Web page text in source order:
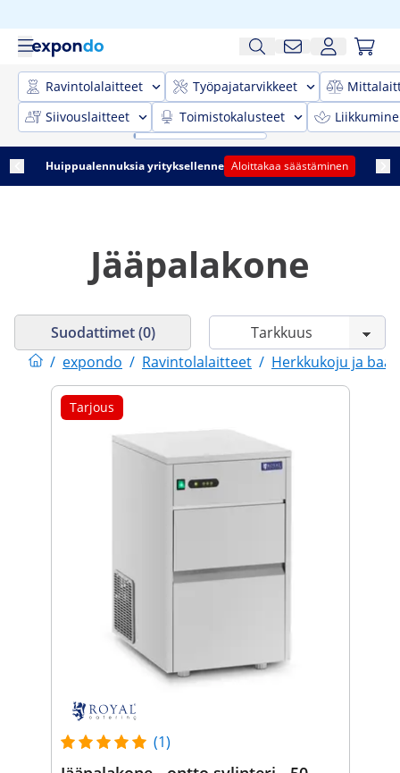
Ravintolalaitteet Työpajatarvikkeet
Siivouslaitteet
Toimistokalusteet
Huippualennuksia yrityksellenne Aloittakaa säästäminen
Jääpalakone
/ expondo / Ravintolalaitteet / Herkkukoju ja
Suodattimet (0)
Tarjous
(1)